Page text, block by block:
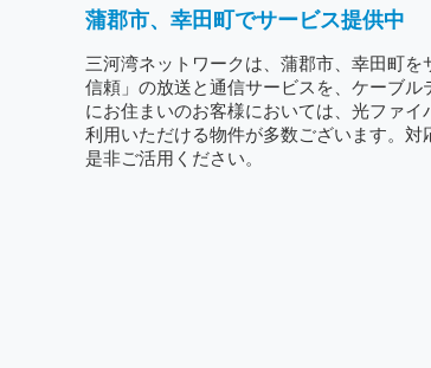
蒲郡市、幸田町でサービス提供中
三河湾ネットワークは、蒲郡市、幸田町
信頼」の放送と通信サービスを、ケーブ
にお住まいのお客様においては、光ファ
利用いただける物件が多数ございます。対
是非ご活用ください。